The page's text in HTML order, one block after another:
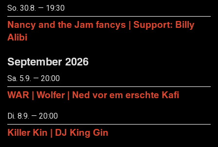
So. 30.8. — 19:30
Nancy and the Jam fancys | Support: Billy
Alibi
September 2026
Sa. 5.9. — 20:00
WAR | Wolfer | Ned vor em erschte Kafi
Di. 8.9. — 20:00
Killer Kin | DJ King Gin